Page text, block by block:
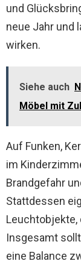
und
neue Jahr und
wirken.
Siehe auch
Möbel mit
Auf Funken,
im
Brandgefahr
Stattdessen
Leuchtobjekte,
Insgesamt
eine Balance